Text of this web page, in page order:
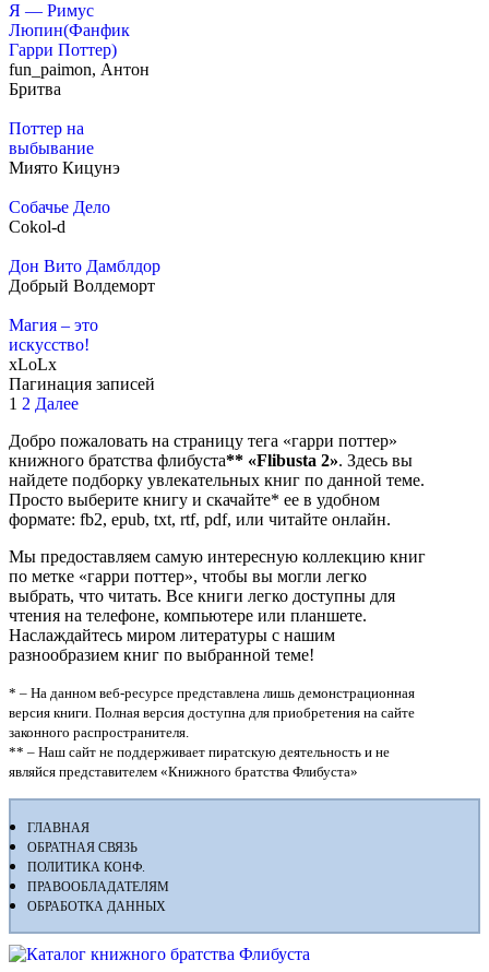
Я — Римус
Люпин(Фанфик
Гарри Поттер)
fun_paimon, Антон
Бритва
Поттер на
выбывание
Миято Кицунэ
Собачье Дело
Cokol-d
Дон Вито Дамблдор
Добрый Волдеморт
Магия – это
искусство!
xLoLx
Пагинация записей
1 2 Далее
Добро пожаловать на страницу тега «гарри поттер»
книжного братства флибуста** «Flibusta 2». Здесь вы
найдете подборку увлекательных книг по данной теме.
Просто выберите книгу и скачайте* ее в удобном
формате: fb2, epub, txt, rtf, pdf, или читайте онлайн.
Мы предоставляем самую интересную коллекцию книг
по метке «гарри поттер», чтобы вы могли легко
выбрать, что читать. Все книги легко доступны для
чтения на телефоне, компьютере или планшете.
Наслаждайтесь миром литературы с нашим
разнообразием книг по выбранной теме!
* – На данном веб-ресурсе представлена лишь демонстрационная
версия книги. Полная версия доступна для приобретения на сайте
законного распространителя.
** – Наш сайт не поддерживает пиратскую деятельность и не
являйся представителем «Книжного братства Флибуста»
ГЛАВНАЯ
ОБРАТНАЯ СВЯЗЬ
ПОЛИТИКА КОНФ.
ПРАВООБЛАДАТЕЛЯМ
ОБРАБОТКА ДАННЫХ